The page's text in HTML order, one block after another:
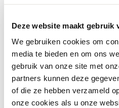
Deze website maakt gebruik
We gebruiken cookies om
media te bieden en om ons
gebruik van onze site met
partners kunnen deze
of die ze hebben verzameld
onze cookies als u onze